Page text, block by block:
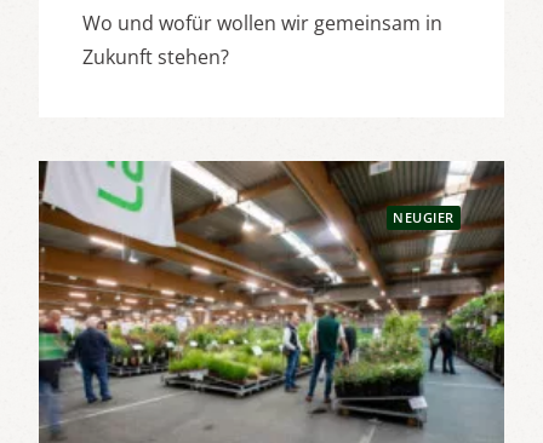
Wo und wofür wollen wir gemeinsam in
Zukunft stehen?
NEUGIER